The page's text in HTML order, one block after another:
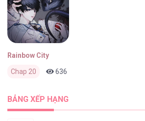
Rainbow City
Chap 20 636
BẢNG XẾP HẠNG